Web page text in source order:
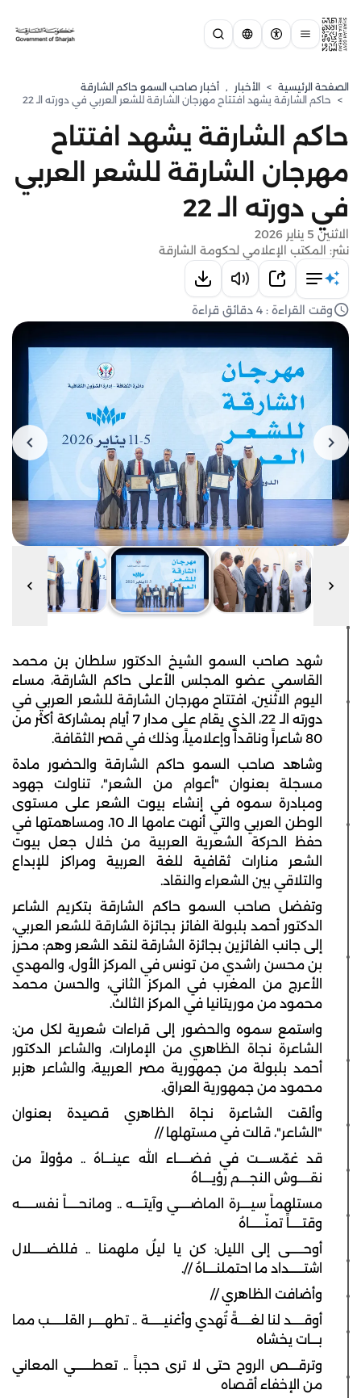
الصفحة الرئيسية > الأخبار , أخبار صاحب السمو حاكم الشارقة
> حاكم الشارقة يشهد افتتاح مهرجان الشارقة للشعر العربي في دورته الـ 22
حاكم الشارقة يشهد افتتاح
مهرجان الشارقة للشعر العربي
في دورته الـ 22
الاثنين 5 يناير 2026
نشر: المكتب الإعلامي لحكومة الشارقة
وقت القراءة : 4 دقائق قراءة
شهد صاحب السمو الشيخ الدكتور سلطان بن محمد
القاسمي عضو المجلس الأعلى حاكم الشارقة، مساء
اليوم الاثنين، افتتاح مهرجان الشارقة للشعر العربي في
دورته الـ 22، الذي يقام على مدار 7 أيام بمشاركة أكثر من
80 شاعراً وناقداً وإعلامياً، وذلك في قصر الثقافة.
وشاهد صاحب السمو حاكم الشارقة والحضور مادة
مسجلة بعنوان "أعوام من الشعر"، تناولت جهود
ومبادرة سموه في إنشاء بيوت الشعر على مستوى
الوطن العربي والتي أنهت عامها الـ 10، ومساهمتها في
حفظ الحركة الشعرية العربية من خلال جعل بيوت
الشعر منارات ثقافية للغة العربية ومراكز للإبداع
والتلاقي بين الشعراء والنقاد.
وتفضل صاحب السمو حاكم الشارقة بتكريم الشاعر
الدكتور أحمد بلبولة الفائز بجائزة الشارقة للشعر العربي،
إلى جانب الفائزين بجائزة الشارقة لنقد الشعر وهم: محرز
بن محسن راشدي من تونس في المركز الأول، والمهدي
الأعرج من المغرب في المركز الثاني، والحسن محمد
محمود من موريتانيا في المركز الثالث.
واستمع سموه والحضور إلى قراءات شعرية لكل من:
الشاعرة نجاة الظاهري من الإمارات، والشاعر الدكتور
أحمد بلبولة من جمهورية مصر العربية، والشاعر هزبر
محمود من جمهورية العراق.
وألقت الشاعرة نجاة الظاهري قصيدة بعنوان
"الشاعر"، قالت في مستهلها //
قد غمّســــت في فضـــــاء الله عينـــاهُ .. مؤولاً من
نقـــــوش النجــــم رؤيــــاهُ
مستلهماً سيــــرة الماضـــــي وآيتــــه .. ومانحـــــاً نفســــــه
وقتـــــاً تمنّــــــاهُ
أوحــــــى إلى الليل: كن يا ليلُ ملهمنا .. فللضــــــلال
اشتــــــداد ما احتملنــــاهُ //.
وأضافت الظاهري //
أوقـــــد لنا لغـــــةً تُهدي وأغنيــــــة .. تطهـــــر القلــــــب مما
بـــات يخشاه
وترقــــص الروح حتى لا ترى حجباً .. تعطـــــــي المعاني
من الإخفاء أقصاه